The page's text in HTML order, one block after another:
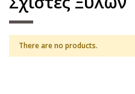
There are no products.